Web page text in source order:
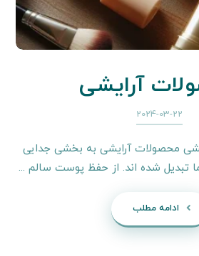
آرایشی
2024-03-22
محصولات آرایشی به بخشی جدایی
ما تبدیل شده اند. ‌از حفظ پوست سالم ...
ادامه مطلب